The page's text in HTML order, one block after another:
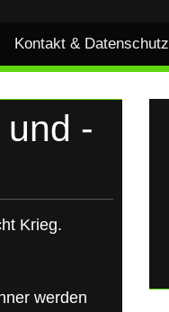
Kontakt & Datenschutz
-
Krieg.
werden